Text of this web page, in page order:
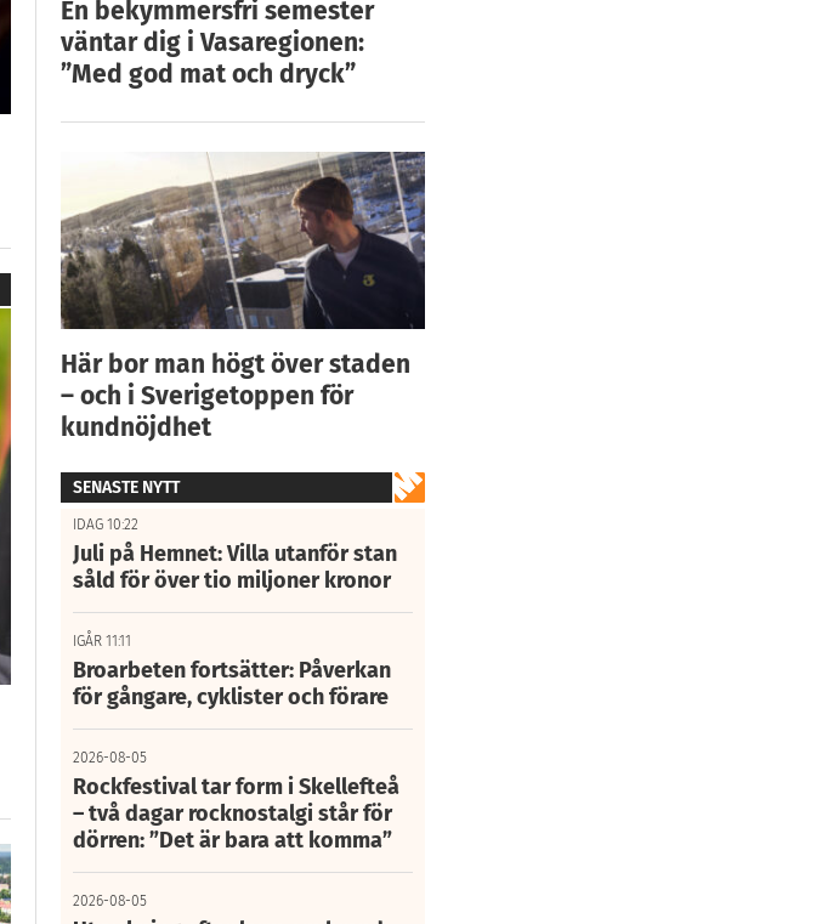
En bekymmersfri semester
väntar dig i Vasaregionen:
”Med god mat och dryck”
Här bor man högt över staden
– och i Sverigetoppen för
kundnöjdhet
SENASTE NYTT
IDAG 10:22
Juli på Hemnet: Villa utanför stan
såld för över tio miljoner kronor
IGÅR 11:11
Broarbeten fortsätter: Påverkan
för gångare, cyklister och förare
2026-08-05
Rockfestival tar form i Skellefteå
– två dagar rocknostalgi står för
dörren: ”Det är bara att komma”
2026-08-05